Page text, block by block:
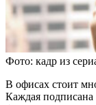
Фото: кадр из
В офисах стоит
Каждая